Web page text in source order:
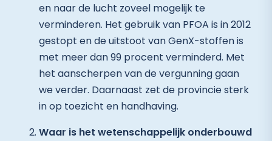
en naar de lucht zoveel mogelijk te
verminderen. Het gebruik van PFOA is in 2012
gestopt en de uitstoot van GenX-stoffen is
met meer dan 99 procent verminderd. Met
het aanscherpen van de vergunning gaan
we verder. Daarnaast zet de provincie sterk
in op toezicht en handhaving.
Waar is het wetenschappelijk onderbouwd